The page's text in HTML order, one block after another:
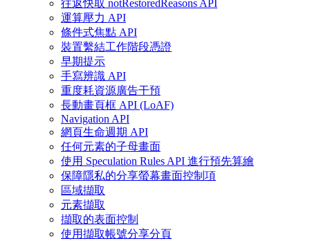
往返快取 notRestoredReasons API
運算壓力 API
條件式焦點 API
裝置繫結工作階段憑證
早期提示
手寫辨識 API
重度耗資源廣告干預
長動畫頁框 API (LoAF)
Navigation API
網頁生命週期 API
任何元素的子母畫面
使用 Speculation Rules API 進行預先算繪
保障隱私的分享螢幕畫面控制項
區域擷取
元素擷取
擷取的表面控制
使用擷取帳號分享分頁